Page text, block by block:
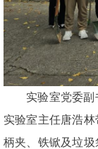
实验室党委副
实验室主任唐浩
柄夹、铁锨及垃